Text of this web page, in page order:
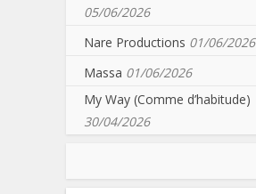
05/06/2026
Nare Productions 01/06/2026
Massa 01/06/2026
My Way (Comme d’habitude)
30/04/2026